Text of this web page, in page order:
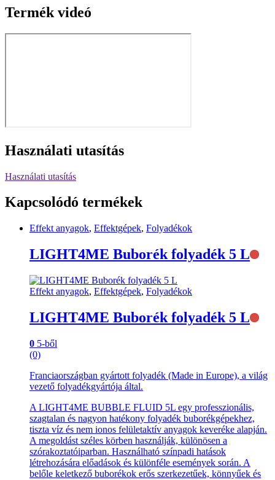
Termék videó
Használati utasítás
Használati utasítás
Kapcsolódó termékek
Effekt anyagok, Effektgépek, Folyadékok
LIGHT4ME Buborék folyadék 5 L
Effekt anyagok, Effektgépek, Folyadékok
LIGHT4ME Buborék folyadék 5 L
0 5-ből
(0)
Franciaországban gyártott folyadék (Made in Europe), a világ
vezető folyadékgyártója által.
A LIGHT4ME BUBBLE FLUID 5L egy professzionális,
szagtalan és nagyon hatékony folyadék buborékgépekhez,
tiszta víz és nem ionos felületaktív anyagok keveréke alapján.
A megoldást széles körben használják, különösen a
szórakoztatóiparban. Használható színpadi hatások
létrehozására előadások és különféle események során. A
belőle keletkező buborékok erős szerkezetűek, könnyűek és